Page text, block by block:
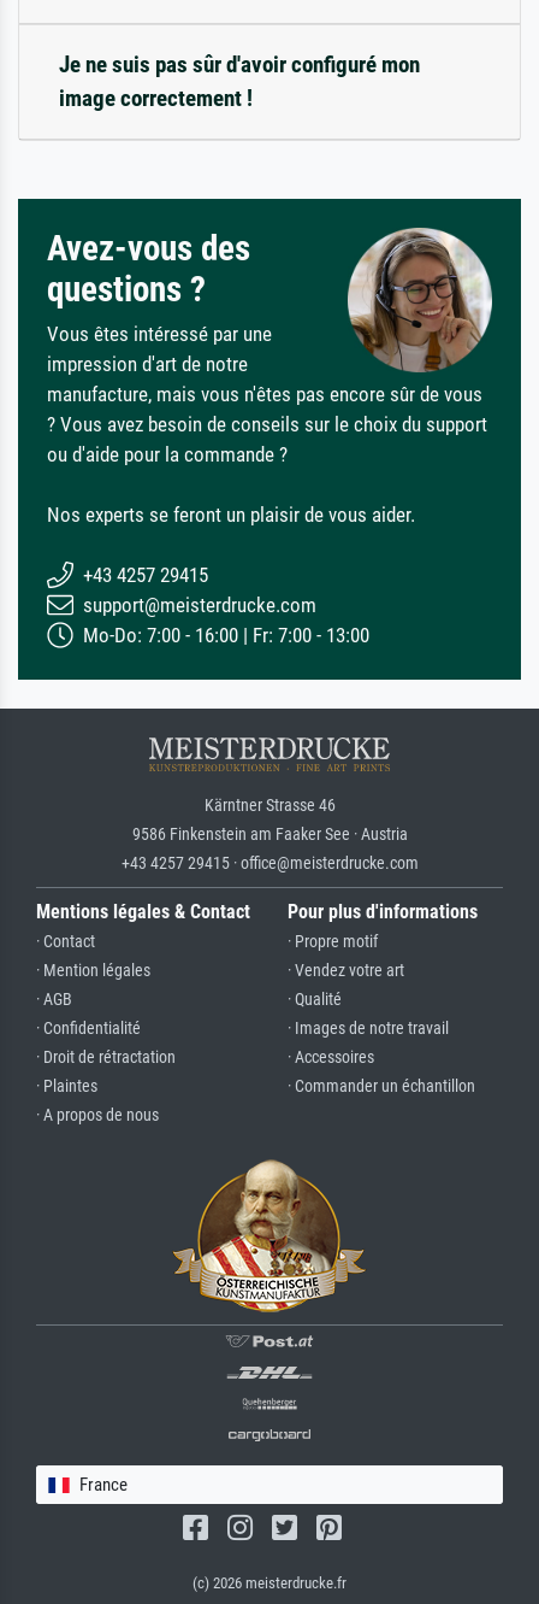
Je ne suis pas sûr d'avoir configuré mon
image correctement !
Avez-vous des
questions ?
Vous êtes intéressé par une
impression d'art de notre
manufacture, mais vous n'êtes pas encore sûr de vous
? Vous avez besoin de conseils sur le choix du support
ou d'aide pour la commande ?
Nos experts se feront un plaisir de vous aider.
+43 4257 29415
support@meisterdrucke.com
Mo-Do: 7:00 - 16:00 | Fr: 7:00 - 13:00
Kärntner Strasse 46
9586 Finkenstein am Faaker See · Austria
+43 4257 29415 · office@meisterdrucke.com
Mentions légales & Contact
· Contact
· Mention légales
· AGB
· Confidentialité
· Droit de rétractation
· Plaintes
· A propos de nous
Pour plus d'informations
· Propre motif
· Vendez votre art
· Qualité
· Images de notre travail
· Accessoires
· Commander un échantillon
France
(c) 2026 meisterdrucke.fr